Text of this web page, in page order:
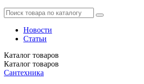
Новости
Статьи
Каталог товаров
Каталог товаров
Сантехника